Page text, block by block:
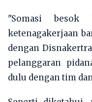
"Somasi
ketenagakerjaan
dengan
pelanggaran
dulu dengan tim